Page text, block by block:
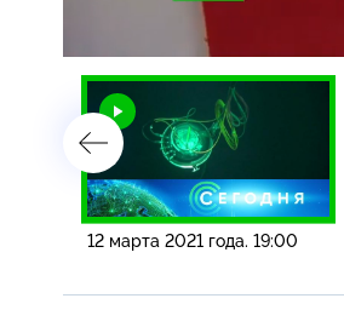
12 марта 2021 года. 19:00